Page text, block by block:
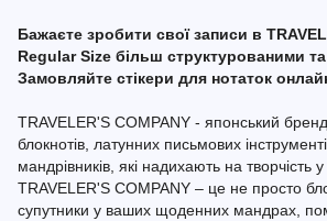
Бажаєте зробити свої записи в
Regular Size більш структурованими
Замовляйте стікери для нотаток
TRAVELER'S COMPANY - японський
блокнотів, латунних письмових
мандрівників, які надихають на творчість у
TRAVELER'S COMPANY – це не просто
супутники у ваших щоденних мандрах,